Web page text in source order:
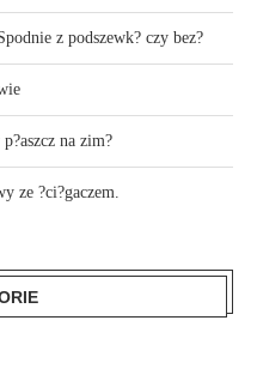
z podszewk? czy bez?
na zim?
ze ?ci?gaczem.